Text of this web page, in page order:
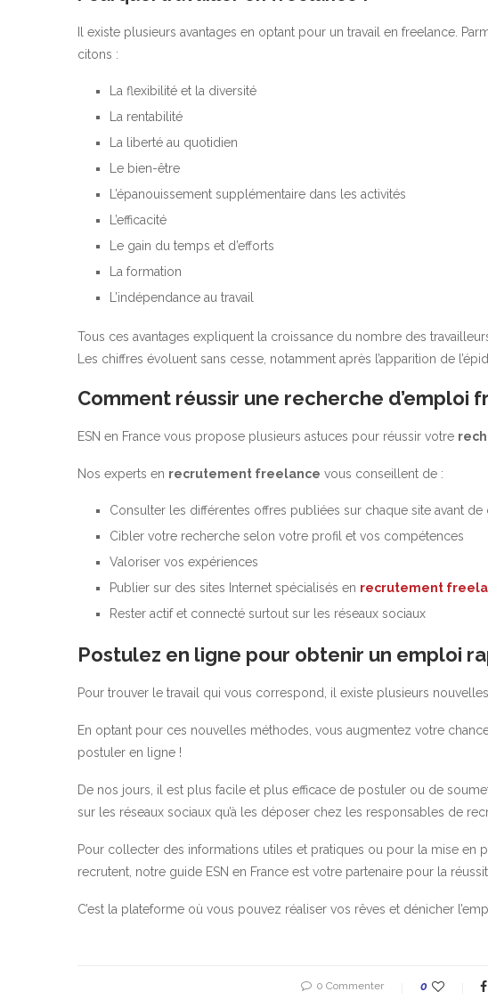
Il existe plusieurs avantages en optant pour un travail en freelance.
citons :
La flexibilité et la diversité
La rentabilité
La liberté au quotidien
Le bien-être
L’épanouissement supplémentaire dans les activités
L’efficacité
Le gain du temps et d’efforts
La formation
L’indépendance au travail
Tous ces avantages expliquent la croissance du nombre des
Les chiffres évoluent sans cesse, notamment après l’apparition de
Comment réussir une recherche d’emploi
ESN en France vous propose plusieurs astuces pour réussir votre
Nos experts en recrutement freelance vous conseillent de :
Consulter les différentes offres publiées sur chaque site avant
Cibler votre recherche selon votre profil et vos compétences
Valoriser vos expériences
Publier sur des sites Internet spécialisés en recrutement
Rester actif et connecté surtout sur les réseaux sociaux
Postulez en ligne pour obtenir un emploi
Pour trouver le travail qui vous correspond, il existe plusieurs
En optant pour ces nouvelles méthodes, vous augmentez votre
postuler en ligne !
De nos jours, il est plus facile et plus efficace de postuler ou de
sur les réseaux sociaux qu’à les déposer chez les responsables de
Pour collecter des informations utiles et pratiques ou pour la mise en
recrutent, notre guide ESN en France est votre partenaire pour la
C’est la plateforme où vous pouvez réaliser vos rêves et dénicher
0 Commenter 0